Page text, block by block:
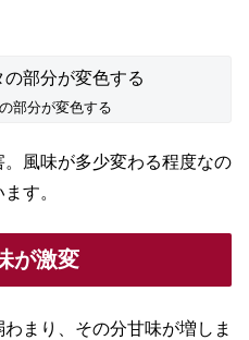
部分が変色する
風味が多少変わる程度なの
す。
が激変
まり、その分甘味が増しま